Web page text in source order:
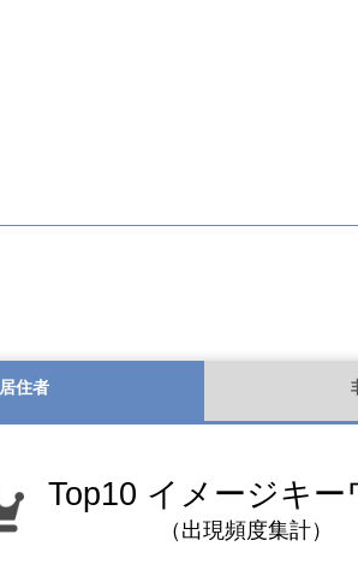
居住者
Top10 イメージキー
（出現頻度集計）